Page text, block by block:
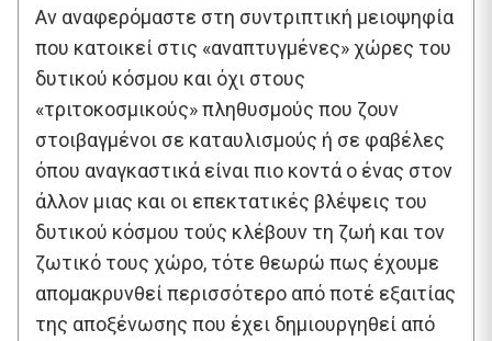
Αν αναφερόμαστε στη συντριπτική μειοψηφία
που κατοικεί στις «αναπτυγμένες» χώρες του
δυτικού κόσμου και όχι στους
«τριτοκοσμικούς» πληθυσμούς που ζουν
στοιβαγμένοι σε καταυλισμούς ή σε φαβέλες
όπου αναγκαστικά είναι πιο κοντά ο ένας στον
άλλον μιας και οι επεκτατικές βλέψεις του
δυτικού κόσμου τούς κλέβουν τη ζωή και τον
ζωτικό τους χώρο, τότε θεωρώ πως έχουμε
απομακρυνθεί περισσότερο από ποτέ εξαιτίας
της αποξένωσης που έχει δημιουργηθεί από